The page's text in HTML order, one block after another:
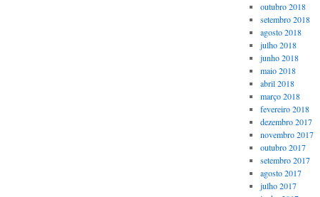
outubro 2018
setembro 2018
agosto 2018
julho 2018
junho 2018
maio 2018
abril 2018
março 2018
fevereiro 2018
dezembro 2017
novembro 2017
outubro 2017
setembro 2017
agosto 2017
julho 2017